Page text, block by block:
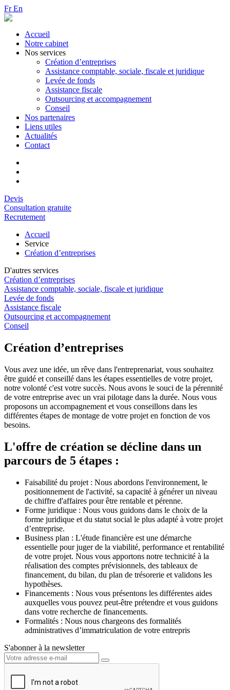
FrEn
Accueil
Notre cabinet
Nos services
Création d’entreprises
Assistance comptable, sociale, fiscale et juridique
Levée de fonds
Assistance fiscale
Outsourcing et accompagnement
Conseil
Nos partenaires
Liens utiles
Actualités
Contact
Devis
Consultation gratuite
Recrutement
Accueil
Service
Création d’entreprises
D'autres services
Création d’entreprises
Assistance comptable, sociale, fiscale et juridique
Levée de fonds
Assistance fiscale
Outsourcing et accompagnement
Conseil
Création d’entreprises
Vous avez une idée, un rêve dans l'entreprenariat, vous souhaitez
être guidé et conseillé dans les étapes essentielles de votre projet,
notre volonté c'est votre succès. Nous avons le souci de la pérennité
de votre entreprise avec un vrai pilotage dans la durée. Nous vous
proposons un accompagnement et vous conseillons dans les
différentes étapes de montage de votre projet en fonction de vos
besoins.
L'offre de création se décline dans un
parcours de 5 étapes :
Faisabilité du projet : Nous abordons l'environnement, le
positionnement de l'activité, sa capacité à générer un niveau
de chiffre d'affaires pour être rentable et pérenne.
Forme juridique : Nous vous guidons dans le choix de la
forme juridique et du statut social le plus adapté à votre projet
d’entreprise.
Business plan : L'étude financière est une démarche
essentielle pour juger de la viabilité, performance et rentabilité
de votre projet. Nous vous apportons notre technicité à la
réalisation des comptes prévisionnels, des tableaux de
financement, du bilan, du plan de trésorerie et validons les
hypothèses.
Financements : Nous vous présentons les différentes aides
auxquelles vous pouvez peut-être prétendre et vous guidons
dans votre recherche de financements.
Formalités : Nous nous chargeons des formalités
administratives d’immatriculation de votre entrepris
S'abonner à la newsletter